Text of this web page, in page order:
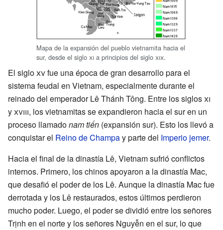
Mapa de la expansión del pueblo vietnamita hacia el
sur, desde el siglo xi a principios del siglo xix.
El sigloxvfue una época de gran desarrollo para el
sistema feudal en Vietnam, especialmente durante el
reinado del emperador Lê Thánh Tông. Entre los siglosxi
yxviii, los vietnamitas se expandieron hacia el sur en un
proceso llamadonam tiến (expansión sur). Esto los llevó a
conquistar el Reino de Champay parte del Imperio jemer.
Hacia el final de la dinastía Lê, Vietnam sufrió conflictos
internos. Primero, los chinos apoyaron a la dinastía Mac,
que desafió el poder de los Lê. Aunque la dinastía Mac fue
derrotada y los Lê restaurados, estos últimos perdieron
mucho poder. Luego, el poder se dividió entre los señores
Trịnh en el norte y los señores Nguyễn en el sur, lo que